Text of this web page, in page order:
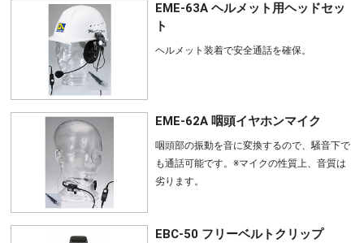
EME-63A ヘルメット用ヘッドセッ
ト
ヘルメット装着で安全通話を確保。
EME-62A 咽頭イヤホンマイク
咽頭部の振動を音に変換するので、騒音下で
も通話可能です。※マイクの性質上、音質は
劣ります。
EBC-50 フリーベルトクリップ